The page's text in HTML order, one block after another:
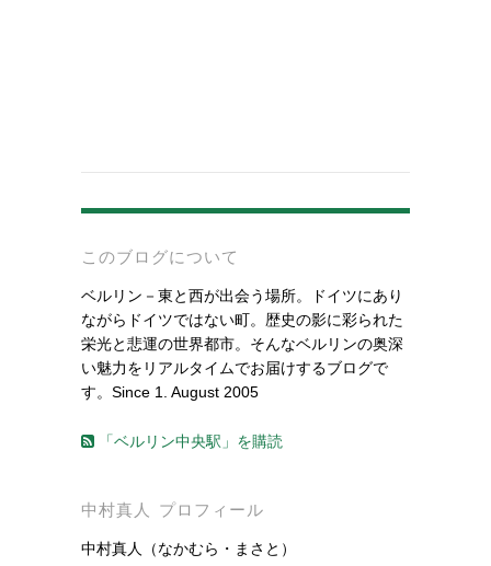
-
このブログについて
ベルリン－東と西が出会う場所。ドイツにあり
ながらドイツではない町。歴史の影に彩られた
栄光と悲運の世界都市。そんなベルリンの奥深
い魅力をリアルタイムでお届けするブログで
す。Since 1. August 2005
「ベルリン中央駅」を購読
中村真人 プロフィール
中村真人（なかむら・まさと）